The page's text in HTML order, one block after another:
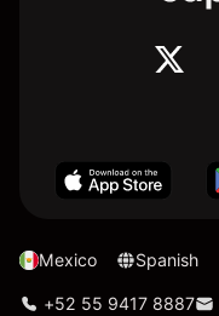
Mexico Spanish
+52 55 9417 8887